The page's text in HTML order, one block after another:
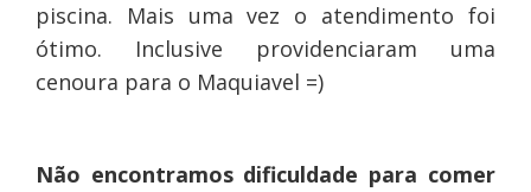
piscina. Mais uma vez o atendimento foi
ótimo. Inclusive providenciaram uma
cenoura para o Maquiavel =)
Não encontramos dificuldade para comer